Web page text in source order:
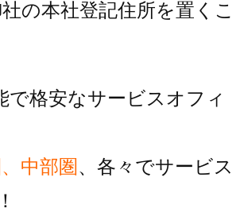
の本社登記住所を置くこ
で格安なサービスオフィ
中部圏 、各々でサービス